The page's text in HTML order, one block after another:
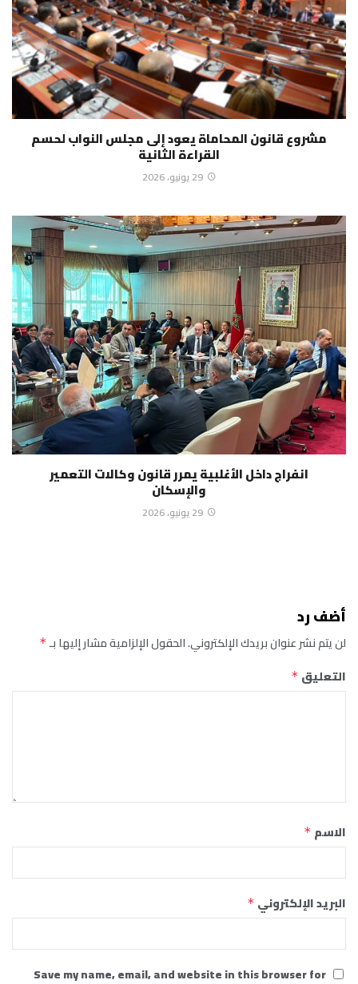
مشروع قانون المحاماة يعود إلى مجلس النواب لحسم
القراءة الثانية
29 يونيو، 2026
انفراج داخل الأغلبية يمرر قانون وكالات التعمير
والإسكان
29 يونيو، 2026
أضف رد
لن يتم نشر عنوان بريدك الإلكتروني.الحقول الإلزامية مشار إليها بـ*
التعليق *
الاسم *
البريد الإلكتروني *
Save my name, email, and website in this browser for